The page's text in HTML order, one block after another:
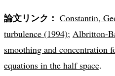
論文リンク： Constantin,
turbulence (1994); Albritton-
smoothing and concentration
equations in the half space.